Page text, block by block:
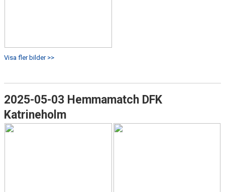
Visa fler bilder >>
2025-05-03 Hemmamatch DFK
Katrineholm